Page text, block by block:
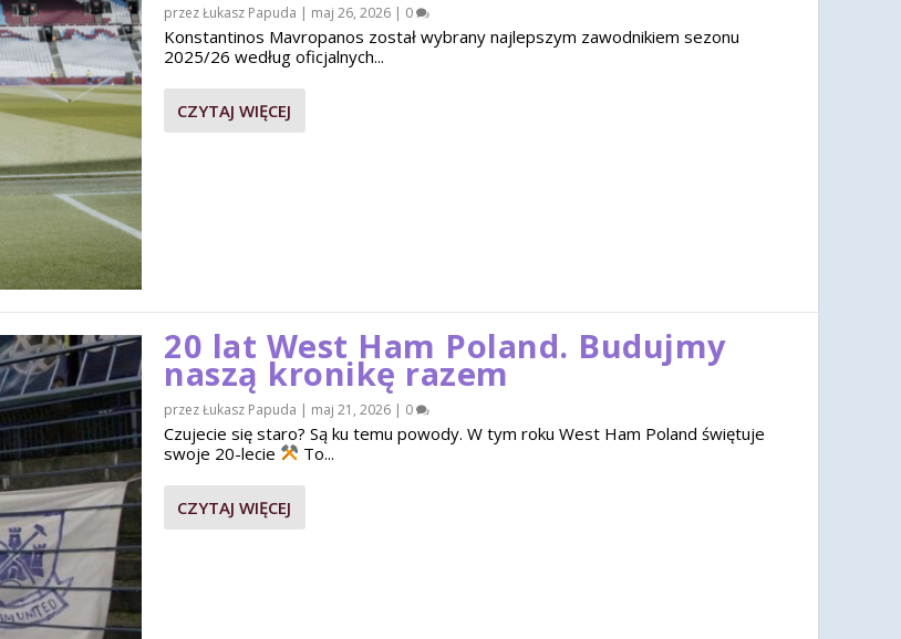
przezŁukasz Papuda | maj 26, 2026 | 0
Konstantinos Mavropanos został wybrany najlepszym zawodnikiem sezonu
2025/26 według oficjalnych...
CZYTAJ WIĘCEJ
20 lat West Ham Poland. Budujmy
naszą kronikę razem
przezŁukasz Papuda | maj 21, 2026 | 0
Czujecie się staro? Są ku temu powody. W tym roku West Ham Poland świętuje
swoje 20-lecie
To...
CZYTAJ WIĘCEJ